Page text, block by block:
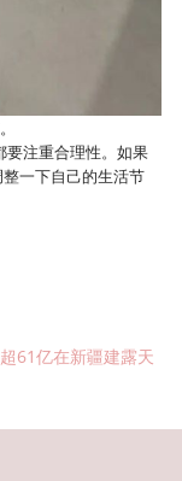
要注重合理性。如果
一下自己的生活节
61亿在新疆建露天